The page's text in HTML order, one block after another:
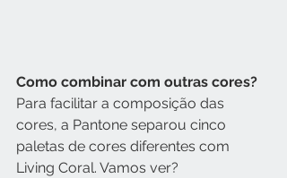
Como combinar com outras cores?
Para facilitar a composição das
cores, a Pantone separou cinco
paletas de cores diferentes com
Living Coral. Vamos ver?